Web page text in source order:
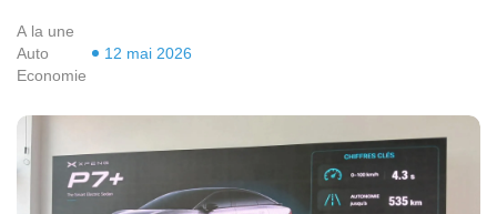
A la une
Auto
Economie
12 mai 2026